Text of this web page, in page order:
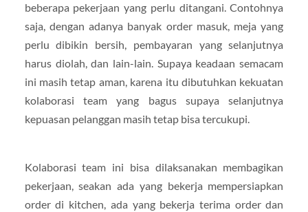
beberapa pekerjaan yang perlu ditangani. Contohnya
saja, dengan adanya banyak order masuk, meja yang
perlu dibikin bersih, pembayaran yang selanjutnya
harus diolah, dan lain-lain. Supaya keadaan semacam
ini masih tetap aman, karena itu dibutuhkan kekuatan
kolaborasi team yang bagus supaya selanjutnya
kepuasan pelanggan masih tetap bisa tercukupi.
Kolaborasi team ini bisa dilaksanakan membagikan
pekerjaan, seakan ada yang bekerja mempersiapkan
order di kitchen, ada yang bekerja terima order dan